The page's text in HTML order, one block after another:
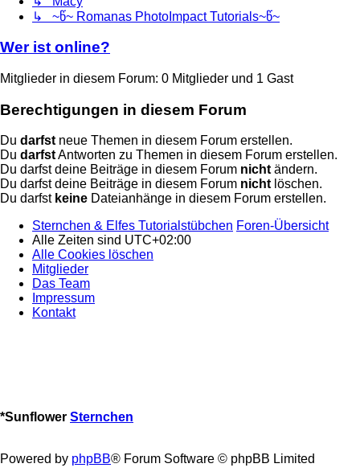
↳ ~წ~ Romanas PhotoImpact Tutorials~წ~
Wer ist online?
Mitglieder in diesem Forum: 0 Mitglieder und 1 Gast
Berechtigungen in diesem Forum
Du darfstneue Themen in diesem Forum erstellen.
Du darfstAntworten zu Themen in diesem Forum erstellen.
Du darfst deine Beiträge in diesem Forum nichtändern.
Du darfst deine Beiträge in diesem Forum nichtlöschen.
Du darfst keine Dateianhänge in diesem Forum erstellen.
Sternchen & Elfes Tutorialstübchen Foren-Übersicht
Alle Zeiten sind UTC+02:00
Alle Cookies löschen
Mitglieder
Das Team
Impressum
Kontakt
*Sunflower Sternchen
Powered by phpBB® Forum Software © phpBB Limited